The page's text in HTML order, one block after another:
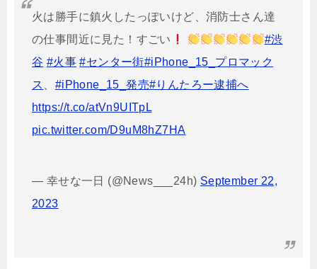
火は勝手に鎮火したっぽいけど、消防士さん達
の仕事間近に見た！すごい
#渋
谷 #火事 #センター街#iPhone_15_プロマック
ス
#iPhone_15_発売#りんたろー逮捕へ
https://t.co/atVn9UITpL
pic.twitter.com/D9uM8hZ7HA
— 幸せな一日 (@News___24h) September 22,
2023